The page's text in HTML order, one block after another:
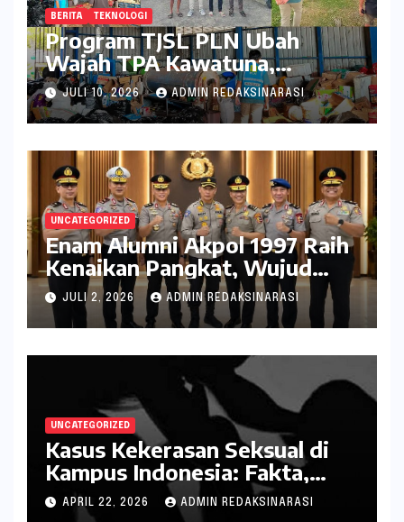
BERITA TEKNOLOGI
Program TJSL PLN Ubah
Wajah TPA Kawatuna,
Sampah Kini Bernilai Ekonomi
dan Lingkungan
JULI 10, 2026 ADMIN REDAKSINARASI
UNCATEGORIZED
Enam Alumni Akpol 1997 Raih
Kenaikan Pangkat, Wujud
Penghargaan atas Pengabdian
kepada Negara
JULI 2, 2026 ADMIN REDAKSINARASI
UNCATEGORIZED
Kasus Kekerasan Seksual di
Kampus Indonesia: Fakta,
Pola Berulang, dan Tantangan
Penanganannya
APRIL 22, 2026 ADMIN REDAKSINARASI